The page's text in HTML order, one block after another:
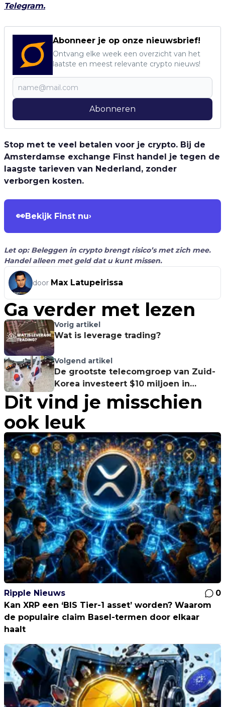
Telegram.
Abonneer je op onze nieuwsbrief!
Ontvang elke week een overzicht van het
laatste en meest relevante crypto nieuws!
Abonneren
Stop met te veel betalen voor je crypto. Bij de
Amsterdamse exchange Finst handel je tegen de
laagste tarieven van Nederland, zonder
verborgen kosten.
👀Bekijk Finst nu›
Let op: Beleggen in crypto brengt risico’s met zich mee.
Handel alleen met geld dat u kunt missen.
door Max Latupeirissa
Ga verder met lezen
Vorig artikel
Wat is leverage trading?
Volgend artikel
De grootste telecomgroep van Zuid-
Korea investeert $10 miljoen in
ConsenSys
Dit vind je misschien
ook leuk
Ripple Nieuws
0
Kan XRP een ‘BIS Tier-1 asset’ worden? Waarom
de populaire claim Basel-termen door elkaar
haalt